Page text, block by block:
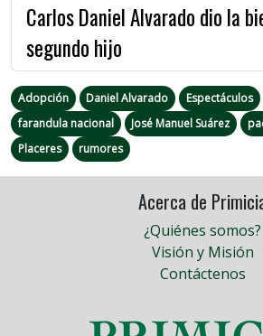
Carlos Daniel Alvarado dio la
segundo hijo
Adopción Daniel Alvarado Espectáculos
farandula nacional
José Manuel Suárez
Placeres
rumores
Acerca de
¿Quiénes somos?
Visión y Misión
Contáctenos